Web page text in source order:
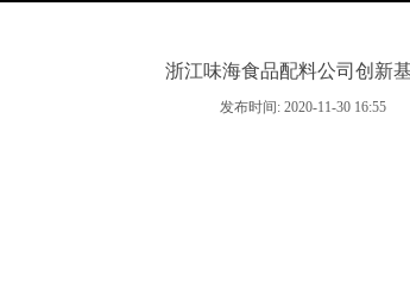
浙江味海食品配料公司创新
发布时间: 2020-11-30 16:55